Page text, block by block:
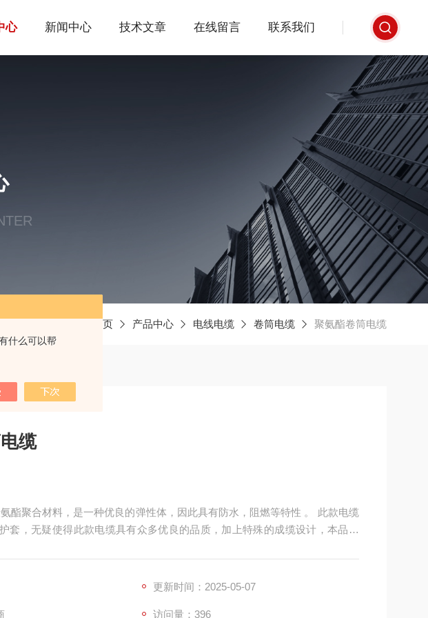
什么可以帮
心 新闻中心 技术文章 在线留言 联系我们
首页 产品中心 电线电缆 卷筒电缆 聚氨酯卷筒电缆
缆
套，无疑使得此款电缆具有众多优良的品质，加上特殊的成缆设计，本品具
。 电缆结构 导体：多股精绞超细铜丝 芯线绝缘：TPE
面由0.08-6.0 可选
更新时间：2025-05-07
访问量：396